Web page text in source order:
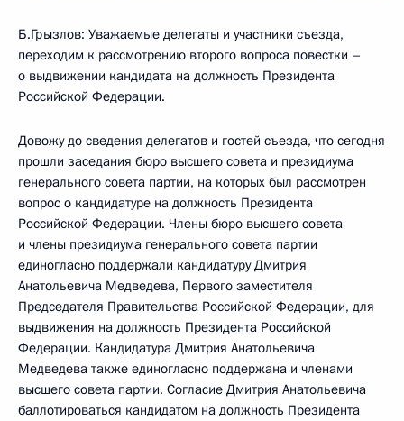
Б.Грызлов: Уважаемые делегаты и участники съезда,
переходим к рассмотрению второго вопроса повестки –
о выдвижении кандидата на должность Президента
Российской Федерации.
Довожу до сведения делегатов и гостей съезда, что сегодня
прошли заседания бюро высшего совета и президиума
генерального совета партии, на которых был рассмотрен
вопрос о кандидатуре на должность Президента
Российской Федерации. Члены бюро высшего совета
и члены президиума генерального совета партии
единогласно поддержали кандидатуру Дмитрия
Анатольевича Медведева, Первого заместителя
Председателя Правительства Российской Федерации, для
выдвижения на должность Президента Российской
Федерации. Кандидатура Дмитрия Анатольевича
Медведева также единогласно поддержана и членами
высшего совета партии. Согласие Дмитрия Анатольевича
баллотироваться кандидатом на должность Президента